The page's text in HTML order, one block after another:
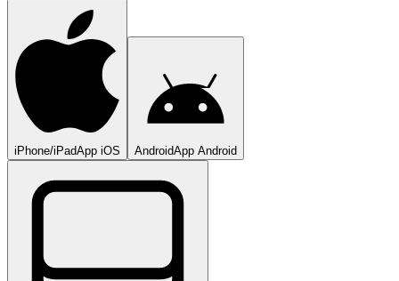
iPhone/iPadApp iOS AndroidApp Android